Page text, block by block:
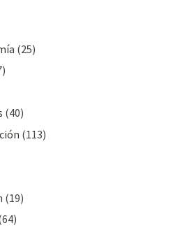
(25)
(40)
(113)
(19)